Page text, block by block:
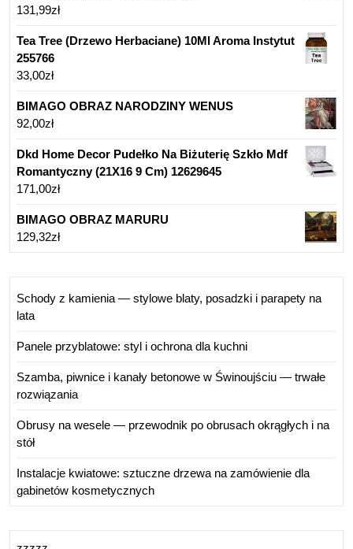
131,99zł
Tea Tree (Drzewo Herbaciane) 10Ml Aroma Instytut
255766
33,00zł
BIMAGO OBRAZ NARODZINY WENUS
92,00zł
Dkd Home Decor Pudełko Na Biżuterię Szkło Mdf
Romantyczny (21X16 9 Cm) 12629645
171,00zł
BIMAGO OBRAZ MARURU
129,32zł
Schody z kamienia — stylowe blaty, posadzki i parapety na
lata
Panele przyblatowe: styl i ochrona dla kuchni
Szamba, piwnice i kanały betonowe w Świnoujściu — trwałe
rozwiązania
Obrusy na wesele — przewodnik po obrusach okrągłych i na
stół
Instalacje kwiatowe: sztuczne drzewa na zamówienie dla
gabinetów kosmetycznych